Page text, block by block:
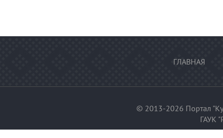
ГЛАВНАЯ
© 2013-2026 Портал
ГАУК